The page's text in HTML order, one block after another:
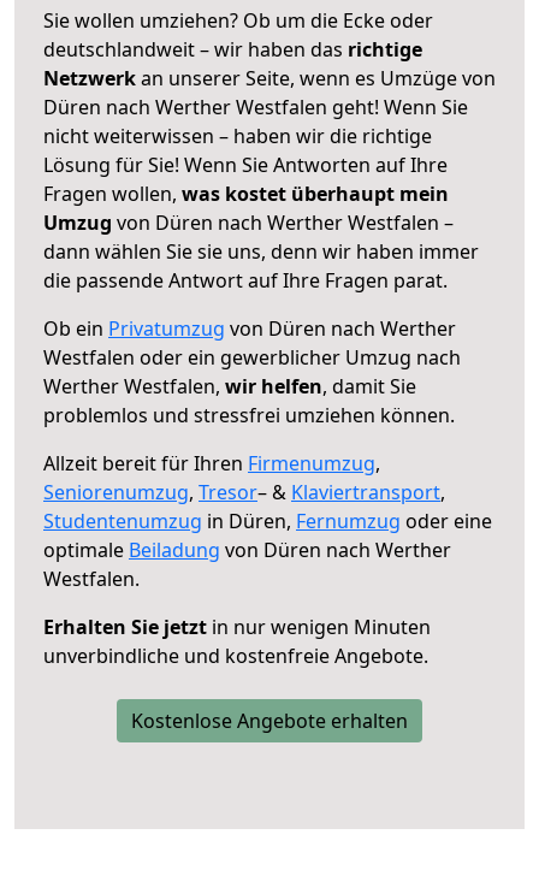
Sie wollen umziehen? Ob um die Ecke oder
deutschlandweit – wir haben das richtige
Netzwerkan unserer Seite, wenn es Umzüge von
Düren nach Werther Westfalen geht! Wenn Sie
nicht weiterwissen – haben wir die richtige
Lösung für Sie! Wenn Sie Antworten auf Ihre
Fragen wollen, was kostet überhaupt mein
Umzug von Düren nach Werther Westfalen –
dann wählen Sie sie uns, denn wir haben immer
die passende Antwort auf Ihre Fragen parat.
Ob ein Privatumzug von Düren nach Werther
Westfalen oder ein gewerblicher Umzug nach
Werther Westfalen, wir helfen, damit Sie
problemlos und stressfrei umziehen können.
Allzeit bereit für Ihren Firmenumzug,
Seniorenumzug, Tresor– & Klaviertransport,
Studentenumzug in Düren, Fernumzug oder eine
optimale Beiladung von Düren nach Werther
Westfalen.
Erhalten Sie jetzt in nur wenigen Minuten
unverbindliche und kostenfreie Angebote.
Kostenlose Angebote erhalten